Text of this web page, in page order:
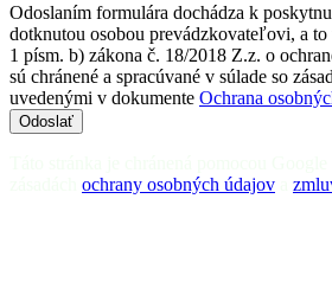
Odoslaním formulára dochádza k
dotknutou osobou prevádzkovateľovi, a to
1 písm. b) zákona č. 18/2018 Z.z. o
sú chránené a spracúvané v súlade so
uvedenými v dokumente Ochrana
Odoslať
ochrany osobných údajov